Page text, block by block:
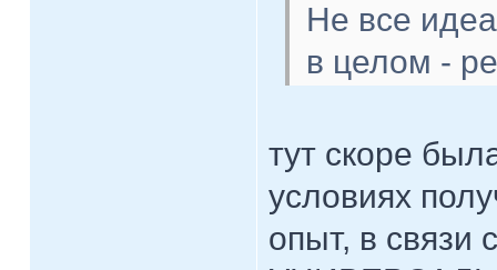
Не все
в целом -
тут скоре
условиях
опыт, в связи